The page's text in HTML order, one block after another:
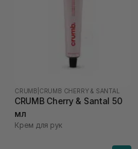
CRUMB CRUMB CHERRY & SANTAL
CRUMB Cherry & Santal 50
мл
Крем для рук